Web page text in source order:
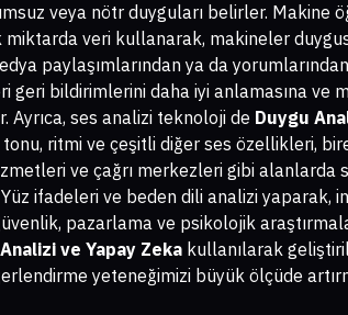
veya nötr duyguları belirler. Makine
miktarda veri kullanarak, makineler
paylaşımlarından ya da
bildirimlerini daha iyi anlamasına ve
Ayrıca, ses analizi teknoloji de Duygu
ritmi ve çeşitli diğer ses özellikleri,
ve çağrı merkezleri gibi alanlarda
ifadeleri ve beden dili analizi yaparak,
pazarlama ve psikolojik
ve Yapay Zeka kullanılarak
yeteneğimizi büyük ölçüde